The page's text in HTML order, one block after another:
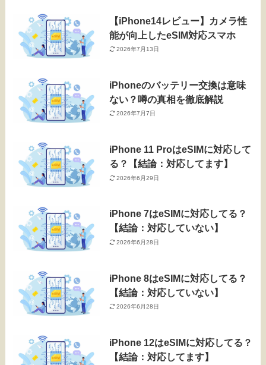
【iPhone14レビュー】カメラ性
能が向上したeSIM対応スマホ
2026年7月13日
iPhoneのバッテリー交換は意味
ない？噂の真相を徹底解説
2026年7月7日
iPhone 11 ProはeSIMに対応して
る？【結論：対応してます】
2026年6月29日
iPhone 7はeSIMに対応してる？
【結論：対応していない】
2026年6月28日
iPhone 8はeSIMに対応してる？
【結論：対応していない】
2026年6月28日
iPhone 12はeSIMに対応してる？
【結論：対応してます】